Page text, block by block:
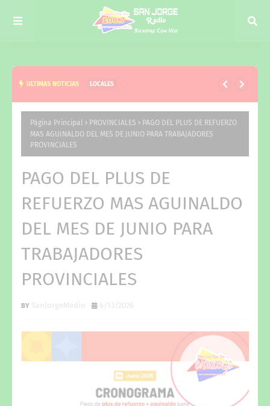
ULTIMAS NOTICIAS LOCALES
MARCO DE LA SEMANA MUNDIAL DE LA LACTANCIA
Página Principal PROVINCIALES
PAGO DEL PLUS DE REFUERZO
MAS AGUINALDO DEL MES DE JUNIO PARA TRABAJADORES
PROVINCIALES
PAGO DEL PLUS DE
REFUERZO MAS AGUINALDO
DEL MES DE JUNIO PARA
TRABAJADORES
PROVINCIALES
SanJorgeMedio 6/13/2026